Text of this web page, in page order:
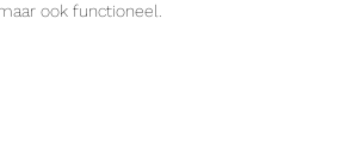
ook functioneel.